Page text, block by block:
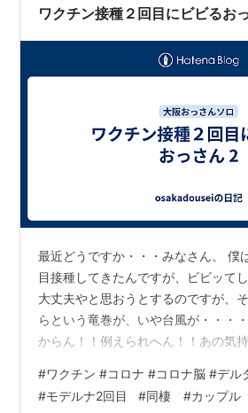
最近どうですか・・・みなさん。 僕
目接種してきたんですが、ビビッて
大丈夫やと思おうとするのですが、
らという竜巻が、いや台風が・・・
からん！！例えられへん！！あの気
来なかったあのタイムを・・・・ い
う！！ 水泳部！！海があったらもの
#ワクチン #コロナ #コロナ脳 #デル
#モデルナ2回目 #同棲 #カップル